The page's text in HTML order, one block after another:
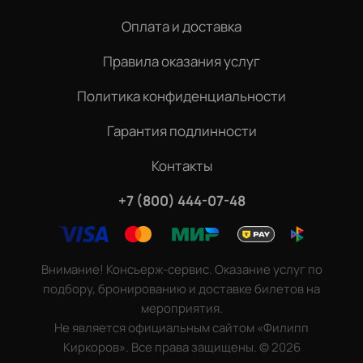
Оплата и доставка
Правила оказания услуг
Политика конфиденциальности
Гарантия подлинности
Контакты
+7 (800) 444-07-48
Внимание! Консьерж-сервис. Оказание услуг по
подбору, бронированию и доставке билетов на
мероприятия.
Не является официальным сайтом «Филипп
Киркоров». Все права защищены.©2026